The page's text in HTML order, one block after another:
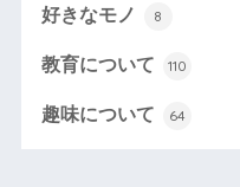
好きなモノ 8
教育について 110
趣味について 64